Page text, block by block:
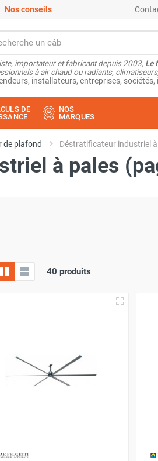
Nos conseils
importateur et fabricant depuis 2003, Le
à air chaud ou radiants,
installateurs, entreprises,
DE
NOS
MARQUES
de plafond Déstratificateur industriel
à pales
40 produits